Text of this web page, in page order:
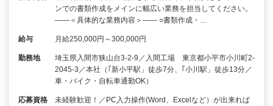
ンでの書類作成をメインに幅広い業務を担当してください。
――＜具体的な業務内容＞―― ○書類作成・…
給与 月給250,000円～300,000円
勤務地
埼玉県入間市狭山台3-2-9／入間工場 東京都小平市小川町2-
2045-3／本社（｢新小平駅」徒歩7分、｢小川駅」徒歩13分／
車・バイク・自転車通勤OK）
応募資格
未経験歓迎！／PC入力操作(Word、Excelなど）が出来れば